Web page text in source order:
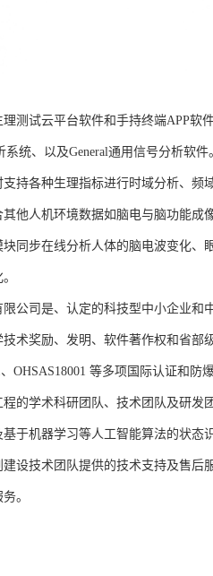
测试云平台软件和手持终端APP软
系统、以及General通用信号分析软
持各种生理指标进行时域分析、
其他人机环境数据如脑电与脑功能
同步在线分析人体的脑电波变化
公司是、认定的科技型中小企业
术奖励、发明、软件著作权和省部
OHSAS18001 等多项国际认证和防爆
的学术科研团队、技术团队及研
于机器学习等人工智能算法的状
设技术团队提供的技术支持及售
。